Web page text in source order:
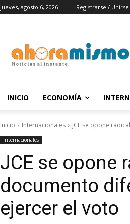
jueves, agosto 6, 2026 Registrarse / Unirse
INICIO ECONOMÍA
Inicio Internacionales JCE se opone
Internacionales
JCE se opone
documento
ejercer el voto